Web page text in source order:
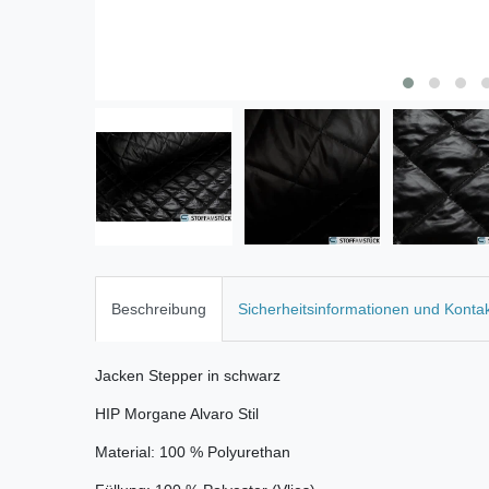
Beschreibung Sicherheitsinformationen und
Jacken Stepper in schwarz
HIP Morgane Alvaro Stil
Material: 100 % Polyurethan